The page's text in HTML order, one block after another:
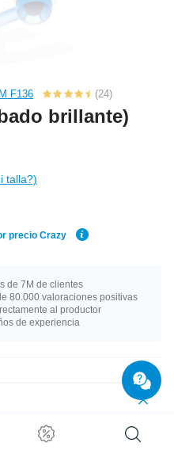
F136 (24)
brillante)
talla?)
precio Crazy
de 7M de clientes
80.000 valoraciones positivas
al productor
de experiencia
Disponible en diferentes colores